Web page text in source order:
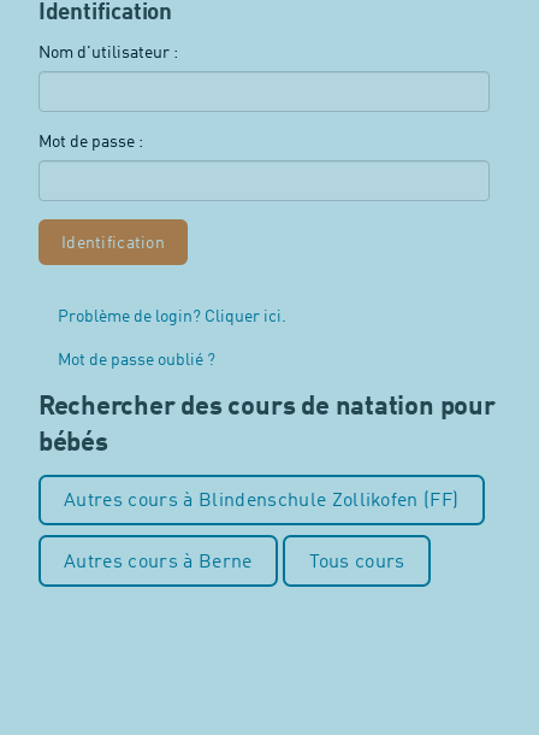
Identification
Nom d'utilisateur :
Mot de passe :
Problème de login? Cliquer ici.
Mot de passe oublié ?
Rechercher des cours de natation pour
bébés
Autres cours à Blindenschule Zollikofen (FF)
Autres cours à Berne Tous cours